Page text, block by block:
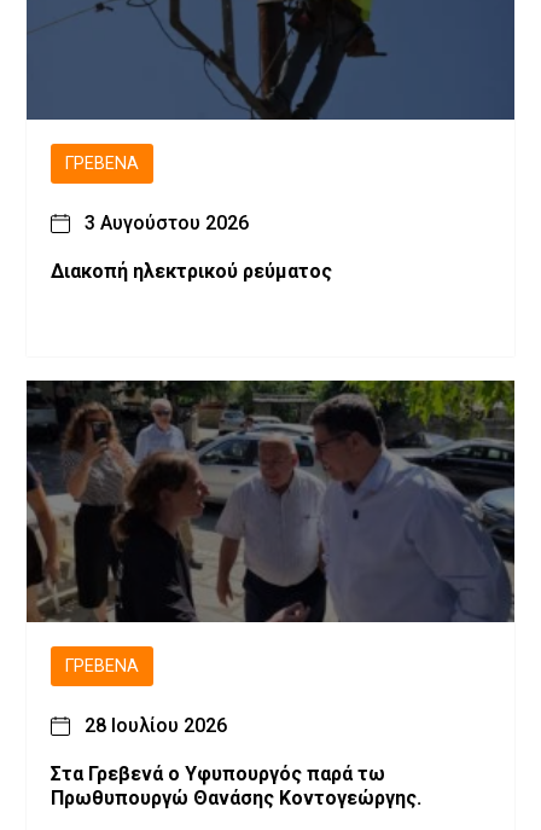
ΓΡΕΒΕΝΆ
3 Αυγούστου 2026
Διακοπή ηλεκτρικού ρεύματος
ΓΡΕΒΕΝΆ
28 Ιουλίου 2026
Στα Γρεβενά ο Υφυπουργός παρά τω
Πρωθυπουργώ Θανάσης Κοντογεώργης.